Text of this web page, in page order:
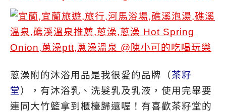
蔥澡附的沐浴用品是我很愛的品牌（茶籽
堂），有沐浴乳、洗髮乳及乳液，使用完畢要
連同大竹籃拿到櫃檯歸還喔！有喜歡茶籽堂的